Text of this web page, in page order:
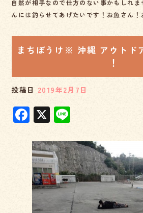
自然が相手なので仕方のない事かもしれ
んには釣らせてあげたいです！お魚さん！
まちぼうけ※ 沖縄 アウトド
！
投稿日 2019年2月7日
F
c
e
b
o
X
e